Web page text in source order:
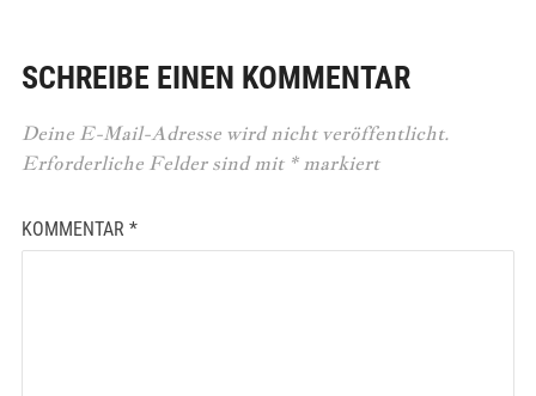
SCHREIBE EINEN KOMMENTAR
Deine E-Mail-Adresse wird nicht veröffentlicht.
Erforderliche Felder sind mit *markiert
KOMMENTAR *